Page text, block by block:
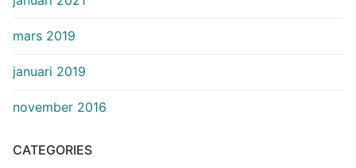
mars 2019
januari 2019
november 2016
CATEGORIES